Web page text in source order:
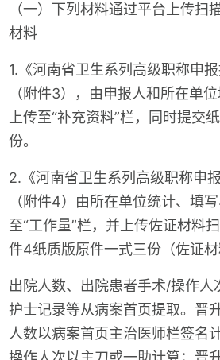
（一）下列材料通过平台上传扫
材料
1.《河南省卫生系列高级职称申
（附件3），由申报人和所在单
上传至“补充资料”栏，同时提交
份。
2.《河南省卫生系列高级职称申
（附件4）由所在单位统计、填
至“工作量”栏，并上传佐证材料
件4纸质版原件一式三份（佐证材
出院人数、出院患者手术/操作人
护士记录等从病案首页提取。晋
人数以病案首页主治医师栏签名